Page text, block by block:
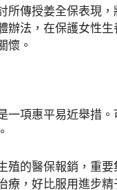
所傳授姜全保表現
辦法，在保護女性
懷。
一項惠平易近舉措
殖的醫保報銷，重
療，好比服用進步